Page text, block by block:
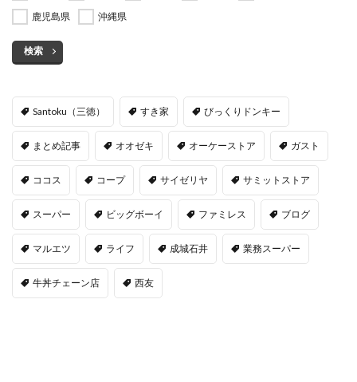
鹿児島県
沖縄県
検索
Santoku（三徳） すき家 びっくりドンキー
まとめ記事 オオゼキ オーケーストア ガスト
ココス コープ サイゼリヤ サミットストア
スーパー ビッグボーイ ファミレス ブログ
マルエツ ライフ 成城石井 業務スーパー
牛丼チェーン店 西友